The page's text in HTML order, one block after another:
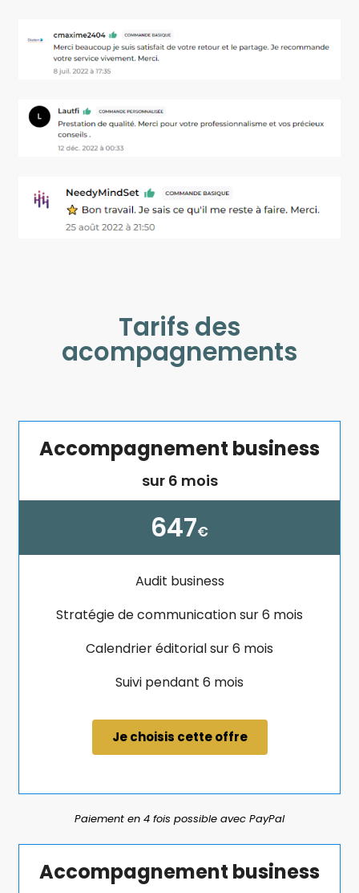
Tarifs des
acompagnements
Accompagnement business
sur 6 mois
647€
Audit business
Stratégie de communication sur 6 mois
Calendrier éditorial sur 6 mois
Suivi pendant 6 mois
Je choisis cette offre
Paiement en 4 fois possible avec PayPal
Accompagnement business